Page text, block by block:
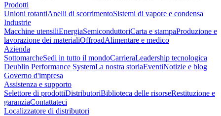
Prodotti
Unioni rotantiAnelli di scorrimentoSistemi di vapore e condensa
Industrie
Macchine utensiliEnergiaSemiconduttoriCarta e stampaProduzione e
lavorazione dei materialiOffroadAlimentare e medico
Azienda
SottomarcheSedi in tutto il mondoCarrieraLeadership tecnologica
Deublin Performance SystemLa nostra storiaEventiNotizie e blog
Governo d'impresa
Assistenza e supporto
Selettore di prodottiDistributoriBiblioteca delle risorseRestituzione e
garanziaContattateci
Localizzatore di distributori